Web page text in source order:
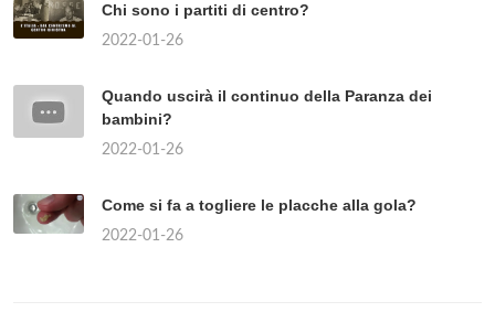
Chi sono i partiti di centro?
2022-01-26
Quando uscirà il continuo della Paranza dei
bambini?
2022-01-26
Come si fa a togliere le placche alla gola?
2022-01-26